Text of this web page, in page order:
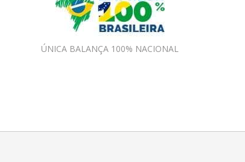
ÚNICA BALANÇA 100% NACIONAL